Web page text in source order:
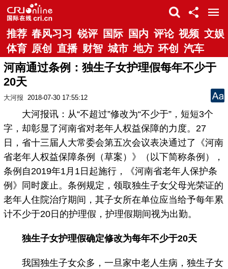
推荐 春风习习 锐评 国际 国内 评论 视频 文娱
体育 原创 直播 财智 城市 地方 环创 汽车
河南通过条例：独生子女护理假每年不少于
20天
大河报 2018-07-30 17:55:12
大河报讯：从“不超过”修改为“不少于”，短短3个
字，却彰显了河南省对老年人权益保障的力度。27
日，省十三届人大常委会第五次会议表决通过了《河南
省老年人权益保障条例（草案）》（以下简称条例），
条例自2019年1月1日起施行，《河南省老年人保护条
例》同时废止。条例规定，领取独生子女父母光荣证的
老年人住院治疗期间，其子女所在单位应当给予每年累
计不少于20日的护理假，护理假期间视为出勤。
独生子女护理假确定修改为每年不少于20天
我国独生子女众多，一旦家中老人生病，独生子女